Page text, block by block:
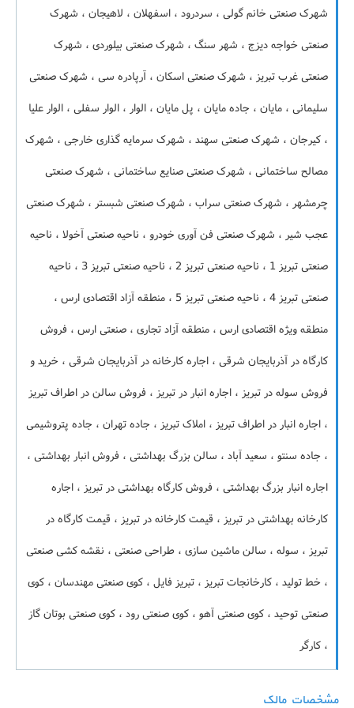
شهرک صنعتی خانم گولی ، سردرود ، اسفهلان ، لاهیجان ، شهرک
صنعتی خواجه دیزج ، شهر سنگ ، شهرک صنعتی بیلوردی ، شهرک
صنعتی غرب تبریز ، شهرک صنعتی اسکان ، آرپادره سی ، شهرک صنعتی
سلیمانی ، مایان ، جاده مایان ، پل مایان ، الوار ، الوار سفلی ، الوار علیا
، کیرجان ، شهرک صنعتی سهند ، شهرک سرمایه گذاری خارجی ، شهرک
مصالح ساختمانی ، شهرک صنعتی صنایع ساختمانی ، شهرک صنعتی
چرمشهر ، شهرک صنعتی سراب ، شهرک صنعتی شبستر ، شهرک صنعتی
عجب شیر ، شهرک صنعتی فن آوری خودرو ، ناحیه صنعتی آخولا ، ناحیه
صنعتی تبریز 1 ، ناحیه صنعتی تبریز 2 ، ناحیه صنعتی تبریز 3 ، ناحیه
صنعتی تبریز 4 ، ناحیه صنعتی تبریز 5 ، منطقه آزاد اقتصادی ارس ،
منطقه ویژه اقتصادی ارس ، منطقه آزاد تجاری ، صنعتی ارس ، فروش
کارگاه در آذربایجان شرقی ، اجاره کارخانه در آذربایجان شرقی ، خرید و
فروش سوله در تبریز ، اجاره انبار در تبریز ، فروش سالن در اطراف تبریز
، اجاره انبار در اطراف تبریز ، املاک تبریز ، جاده تهران ، جاده پتروشیمی
، جاده سنتو ، سعید آباد ، سالن بزرگ بهداشتی ، فروش انبار بهداشتی ،
اجاره انبار بزرگ بهداشتی ، فروش کارگاه بهداشتی در تبریز ، اجاره
کارخانه بهداشتی در تبریز ، قیمت کارخانه در تبریز ، قیمت کارگاه در
تبریز ، سوله ، سالن ماشین سازی ، طراحی صنعتی ، نقشه کشی صنعتی
، خط تولید ، کارخانجات تبریز ، تبریز فایل ، کوی صنعتی مهندسان ، کوی
صنعتی توحید ، کوی صنعتی آهو ، کوی صنعتی رود ، کوی صنعتی بوتان گاز
، کارگر
مشخصات مالک